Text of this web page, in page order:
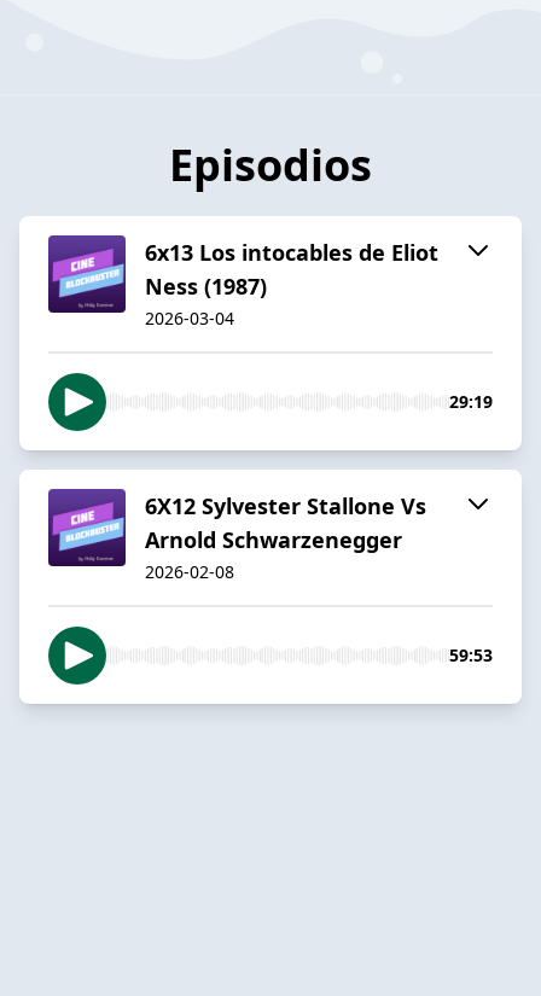
Episodios
6x13 Los intocables de Eliot
Ness (1987)
2026-03-04
29:19
6X12 Sylvester Stallone Vs
Arnold Schwarzenegger
2026-02-08
59:53